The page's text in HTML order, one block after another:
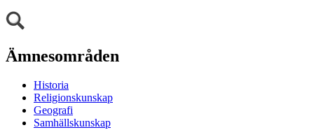
Ämnesområden
Historia
Religionskunskap
Geografi
Samhällskunskap